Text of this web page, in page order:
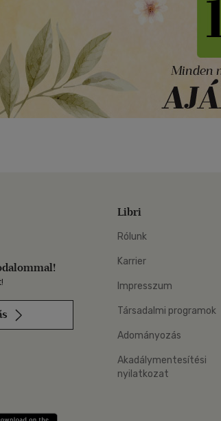
Libri
Rólunk
Karrier
Impresszum
Társadalmi programok
Adományozás
Akadálymentesítési
nyilatkozat